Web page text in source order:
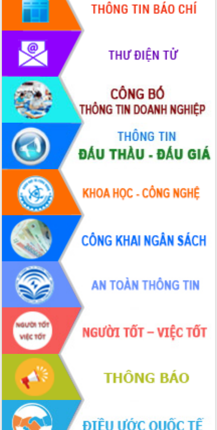
Đắk Lắk định vị thương hiệu du lịch
“Biển – Rừng – Cà phê” trong không
gian phát triển mới
Hội nghị chia sẻ kinh nghiệm, chuyển
giao kỹ thuật y tế, định hướng phát
triển chuyên sâu đến 2030
Chuyển đổi số mở ra không gian phát
triển trong lĩnh vực văn hóa, du lịch
Công bố quyết định của Ban Thường
vụ Tỉnh ủy về công tác cán bộ.
Thủ tướng Phạm Minh Chính: Khẩn
trương tái thiết cuộc sống người dân
sau thiên tai
Tập trung nâng cao chất lượng, tổ
chức sản xuất sầu riêng theo hướng
bền vững
Đẩy nhanh công tác khắc phục, ổn
định đời sống Nhân dân sau bão số 13
Bí thư Tỉnh ủy Lương Nguyễn Minh
Triết dự Ngày hội đại đoàn kết tại
Buôn Đăk Tuôr, xã Cư Pui
Khởi công xây dựng Trường Phổ thông
nội trú liên cấp tiểu học và THCS xã Ia
Rvê
Phó Thủ tướng Chính phủ Mai Văn
Chính chia sẻ, động viên người dân
chịu ảnh hưởng nặng từ bão số 13
Chủ tịch UBND tỉnh kiểm tra công tác
phòng, chống bão số 13 tại các địa
bàn xung yếu
Tập trung đẩy nhanh giải ngân nguồn
vốn các chương trình mục tiêu quốc
gia
Xã Ea H'leo giữ vững và nâng cao chất
lượng các tiêu chí nông thôn mới
Công bố quyết định của Ban Thường
vụ Tỉnh ủy về công tác cán bộ
Nâng cao trách nhiệm người đứng
đầu, phát huy tinh thần chủ động,
sáng tạo để đảm bảo tiến độ giải ngân
vốn đầu tư công năm 2025